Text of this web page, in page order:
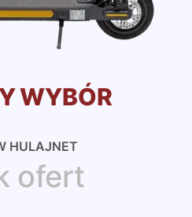
WYBÓR
HULAJNET
ofert